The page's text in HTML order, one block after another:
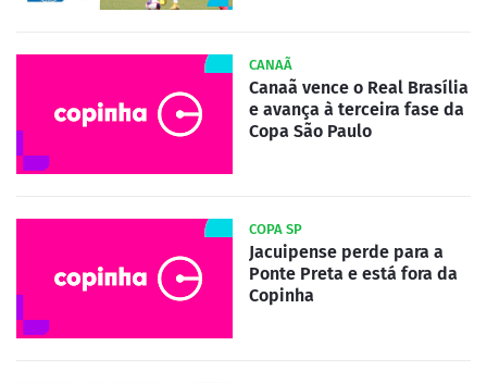
CANAÃ
Canaã vence o Real Brasília
e avança à terceira fase da
Copa São Paulo
COPA SP
Jacuipense perde para a
Ponte Preta e está fora da
Copinha